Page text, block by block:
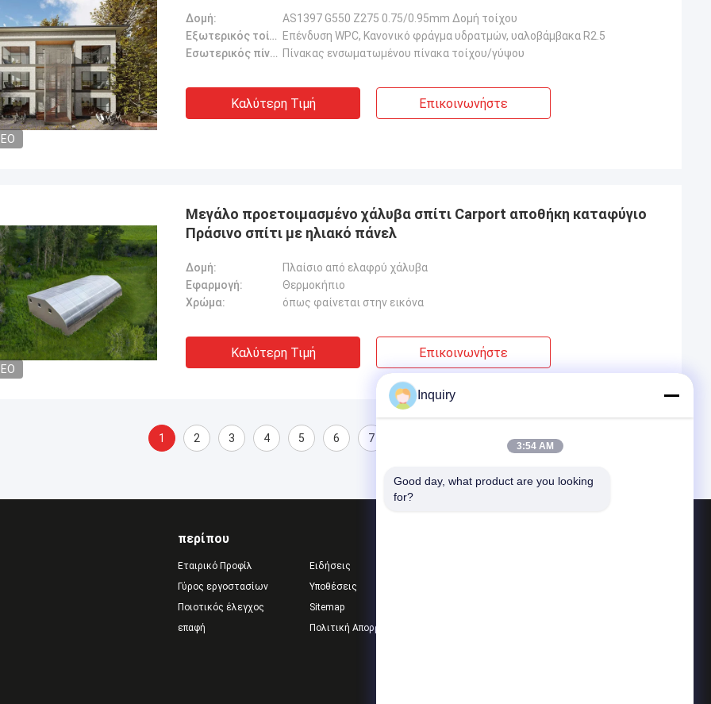
Δομή:
AS1397 G550 Z275 0.75/0.95mm Δομή τοίχου
Εξωτερικός τοίχος:
Επένδυση WPC, Κανονικό φράγμα υδρατμών, υαλοβάμβακα R2.5
Εσωτερικός πίνακας τοίχου (ξηρή περιοχή): Πίνακας ενσωματωμένου πίνακα τοίχου/γύψου
Καλύτερη Τιμή Επικοινωνήστε
Μεγάλο προετοιμασμένο χάλυβα σπίτι Carport αποθήκη καταφύγιο
Πράσινο σπίτι με ηλιακό πάνελ
Δομή:
Πλαίσιο από ελαφρύ χάλυβα
Εφαρμογή:
Θερμοκήπιο
Χρώμα:
όπως φαίνεται στην εικόνα
Καλύτερη Τιμή Επικοινωνήστε
1 2 3 4 5 6 7
περίπου
Εταιρικό Προφίλ
Γύρος εργοστασίων
Ποιοτικός έλεγχος
επαφή
Ειδήσεις
Υποθέσεις
Sitemap
Πολιτική Απορρήτου
Inquiry
3:54 AM
Good day, what product are you looking
for?